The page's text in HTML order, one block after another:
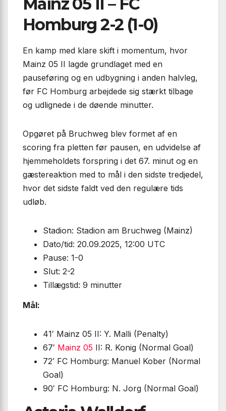
Homburg 2-2 (1-0)
En kamp med klare skift i momentum, hvor
Mainz 05 II lagde grundlaget med en
pauseføring og en udbygning i anden halvleg,
før FC Homburg arbejdede sig stærkt tilbage
og udlignede i de døende minutter.
Opgøret på Bruchweg blev formet af en
scoring fra pletten før pausen, en udvidelse af
hjemmeholdets forspring i det 67. minut og en
gæstereaktion med to mål i den sidste tredjedel,
hvor det sidste faldt ved den regulære tids
udløb.
Stadion: Stadion am Bruchweg (Mainz)
Dato/tid: 20.09.2025, 12:00 UTC
Pause: 1-0
Slut: 2-2
Tillægstid: 9 minutter
Mål:
41′ Mainz 05 II: Y. Malli (Penalty)
67′ Mainz 05 II: R. Konig (Normal Goal)
72′ FC Homburg: Manuel Kober (Normal
Goal)
90′ FC Homburg: N. Jorg (Normal Goal)